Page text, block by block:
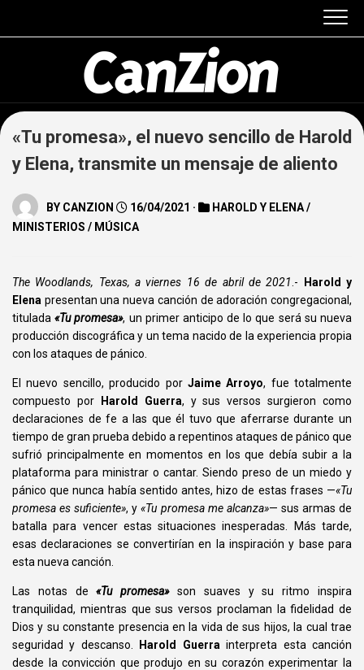
«Tu promesa», el nuevo sencillo de Harold
y Elena, transmite un mensaje de aliento
BY CANZION 16/04/2021 · HAROLD Y ELENA/
MINISTERIOS / MÚSICA
The Woodlands, Texas, a viernes 16 de abril de 2021 .-
Harold y
Elena presentan una nueva canción de adoración congregacional,
titulada«Tu promesa», un primer anticipo de lo que será su nueva
producción discográfica y un tema nacido de la experiencia propia
con los ataques de pánico.
El nuevo sencillo, producido por Jaime Arroyo, fue totalmente
compuesto por
Harold Guerra, y sus versos surgieron como
declaraciones de fe a las que él tuvo que aferrarse durante un
tiempo de gran prueba debido a repentinos ataques de pánico que
sufrió principalmente en momentos en los que debía subir a la
plataforma para ministrar o cantar. Siendo preso de un miedo y
pánico que nunca había sentido antes, hizo de estas frases —«Tu
promesa es suficiente», y«Tu promesa me alcanza»— sus armas de
batalla para vencer estas situaciones inesperadas. Más tarde,
esas declaraciones se convertirían en la inspiración y base para
esta nueva canción.
Las notas de«Tu promesa»son suaves y su ritmo inspira
tranquilidad, mientras que sus versos proclaman la fidelidad de
Dios y su constante presencia en la vida de sus hijos, la cual trae
seguridad y descanso.
Harold Guerra interpreta esta canción
desde la convicción que produjo en su corazón experimentar la